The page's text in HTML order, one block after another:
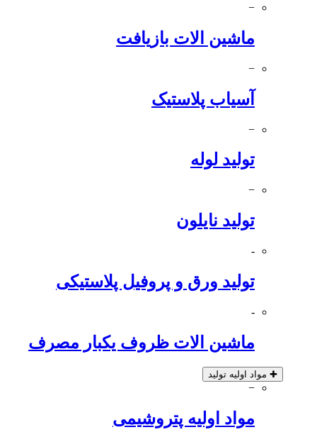
−
ماشین الات بازیافت
−
آسیاب پلاستیک
−
تولید لوله
−
تولید نایلون
-
تولید ورق و پروفیل پلاستیکی
-
ماشین الات ظروف یکبار مصرف
✚ مواد اولیه تولید
−
مواد اولیه پتروشیمی